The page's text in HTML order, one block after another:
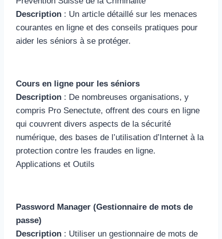
Description : Un article détaillé sur les menaces
courantes en ligne et des conseils pratiques pour
aider les séniors à se protéger.
Cours en ligne pour les séniors
Description : De nombreuses organisations, y
compris Pro Senectute, offrent des cours en ligne
qui couvrent divers aspects de la sécurité
numérique, des bases de l’utilisation d’Internet à la
protection contre les fraudes en ligne.
Applications et Outils
Password Manager (Gestionnaire de mots de
passe)
Description : Utiliser un gestionnaire de mots de